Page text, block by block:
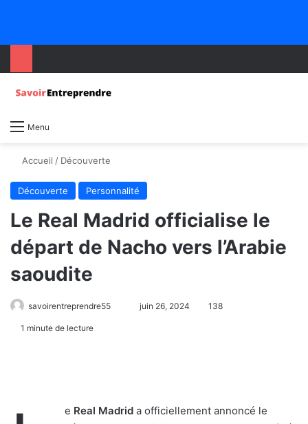
Menu
Accueil / Découverte
Découverte Personnalité
Le Real Madrid officialise le
départ de Nacho vers l’Arabie
saoudite
savoirentreprendre55 juin 26, 2024 138
1 minute de lecture
e Real Madrid a officiellement annoncé le